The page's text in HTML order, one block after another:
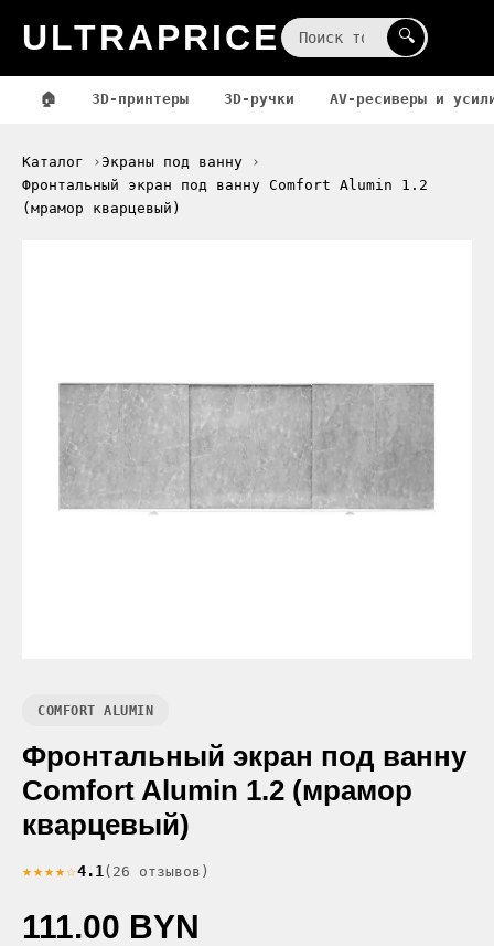
ULTRAPRICE 🔍
🏠 3D-принтеры 3D-ручки AV-ресиверы и
Каталог
Экраны под ванну
Фронтальный экран под ванну Comfort Alumin 1.2
(мрамор кварцевый)
COMFORT ALUMIN
Фронтальный экран под ванну
Comfort Alumin 1.2 (мрамор
кварцевый)
★★★★☆4.1 (26 отзывов)
111.00 BYN